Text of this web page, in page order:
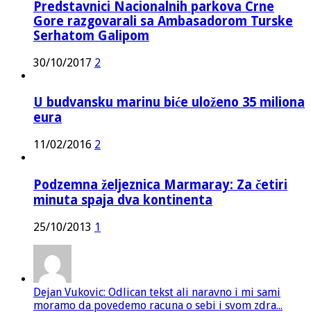
Predstavnici Nacionalnih parkova Crne
Gore razgovarali sa Ambasadorom Turske
Serhatom Galipom
30/10/2017 2
U budvansku marinu biće uloženo 35 miliona
eura
11/02/2016 2
Podzemna željeznica Marmaray: Za četiri
minuta spaja dva kontinenta
25/10/2013 1
Dejan Vukovic: Odlican tekst ali naravno i mi sami
moramo da povedemo racuna o sebi i svom zdra...